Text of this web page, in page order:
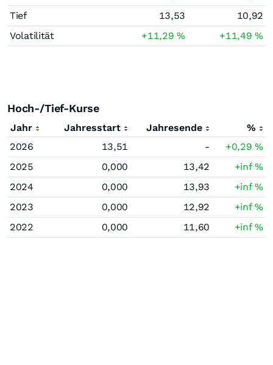
Tief
13,53
10,92
Volatilität
+11,29% +11,49%
Hoch-/Tief-Kurse
Jahr Jahresstart Jahresende
%
2026
13,51 - +0,29%
2025
0,000 13,42 +inf%
2024
0,000 13,93 +inf%
2023
0,000 12,92 +inf%
2022
0,000 11,60 +inf%